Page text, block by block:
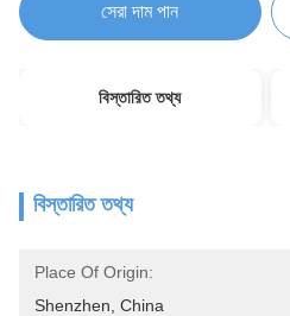
সেরা দাম পান
বিস্তারিত তথ্য
বিস্তারিত তথ্য
Place Of Origin:
Shenzhen, China